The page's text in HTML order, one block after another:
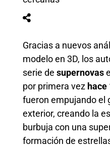
Gracias a nuevos
modelo en 3D, los
serie de supernovas
por primera vez
fueron empujando el
exterior, creando la
burbuja con una
formación de